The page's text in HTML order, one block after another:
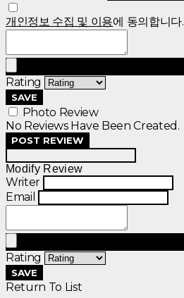
개인정보 수집 및 이용에 동의합니다.
Rating
SAVE
Photo Review
No Reviews Have Been Created.
POST REVIEW
Modify Review
Writer
Email
Rating
SAVE
Return To List